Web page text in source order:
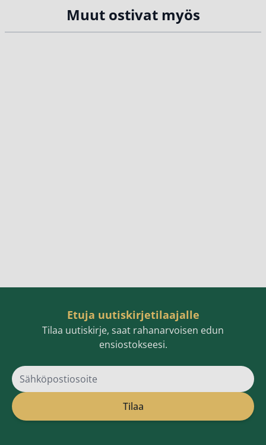
Muut ostivat myös
Etuja uutiskirjetilaajalle
Tilaa uutiskirje, saat rahanarvoisen edun
ensiostokseesi.
Sähköpostiosoite
Tilaa